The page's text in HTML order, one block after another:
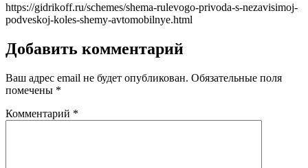
https://gidrikoff.ru/schemes/shema-rulevogo-privoda-s-nezavisimoj-
podveskoj-koles-shemy-avtomobilnye.html
Добавить комментарий
Ваш адрес email не будет опубликован. Обязательные поля
помечены *
Комментарий *